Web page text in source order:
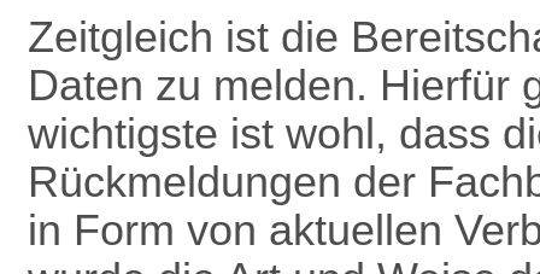
Zeitgleich ist die
Daten zu melden. Hierfür
wichtigste ist wohl, dass
Rückmeldungen der
in Form von aktuellen